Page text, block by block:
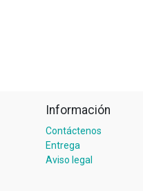
Información
Contáctenos
Entrega
Aviso legal